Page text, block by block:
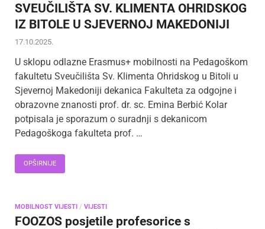
SVEUČILIŠTA SV. KLIMENTA OHRIDSKOG
IZ BITOLE U SJEVERNOJ MAKEDONIJI
17.10.2025.
U sklopu odlazne Erasmus+ mobilnosti na Pedagoškom
fakultetu Sveučilišta Sv. Klimenta Ohridskog u Bitoli u
Sjevernoj Makedoniji dekanica Fakulteta za odgojne i
obrazovne znanosti prof. dr. sc. Emina Berbić Kolar
potpisala je sporazum o suradnji s dekanicom
Pedagoškoga fakulteta prof. …
OPŠIRNIJE
MOBILNOST VIJESTI / VIJESTI
FOOZOS posjetile profesorice s